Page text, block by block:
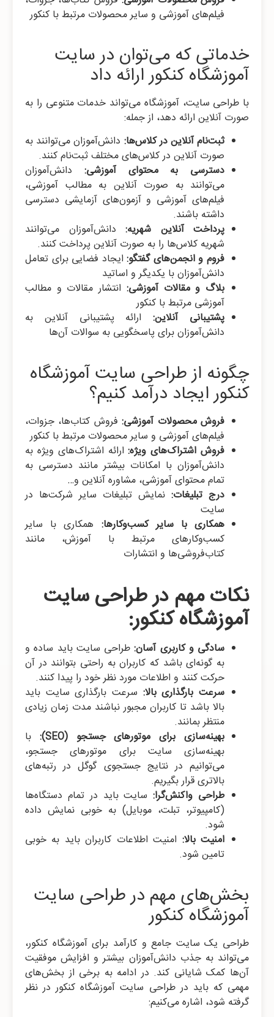
فیلم‌های آموزشی و سایر محصولات مرتبط با کنکور
خدماتی که می‌توان در سایت
آموزشگاه کنکور ارائه داد
با طراحی سایت، آموزشگاه می‌تواند خدمات متنوعی را به
صورت آنلاین ارائه دهد، از جمله:
ثبت‌نام آنلاین در کلاس‌ها: دانش‌آموزان می‌توانند به
صورت آنلاین در کلاس‌های مختلف ثبت‌نام کنند.
دسترسی به محتوای آموزشی: دانش‌آموزان
می‌توانند به صورت آنلاین به مطالب آموزشی،
فیلم‌های آموزشی و آزمون‌های آزمایشی دسترسی
داشته باشند.
پرداخت آنلاین شهریه: دانش‌آموزان می‌توانند
شهریه کلاس‌ها را به صورت آنلاین پرداخت کنند.
فروم و انجمن‌های گفتگو:ایجاد فضایی برای تعامل
دانش‌آموزان با یکدیگر و اساتید
بلاگ و مقالات آموزشی: انتشار مقالات و مطالب
آموزشی مرتبط با کنکور
پشتیبانی آنلاین:ارائه پشتیبانی آنلاین به
دانش‌آموزان برای پاسخگویی به سوالات آن‌ها
چگونه از طراحی سایت آموزشگاه
کنکور ایجاد درآمد کنیم؟
فروش محصولات آموزشی:فروش کتاب‌ها، جزوات،
فیلم‌های آموزشی و سایر محصولات مرتبط با کنکور
فروش اشتراک‌های ویژه:ارائه اشتراک‌های ویژه به
دانش‌آموزان با امکانات بیشتر مانند دسترسی به
تمام محتوای آموزشی، مشاوره آنلاین و…
درج تبلیغات: نمایش تبلیغات سایر شرکت‌ها در
سایت
همکاری با سایر کسب‌وکارها: همکاری با سایر
کسب‌وکارهای مرتبط با آموزش، مانند
کتاب‌فروشی‌ها و انتشارات
نکات مهم در طراحی سایت
آموزشگاه کنکور:
سادگی و کاربری آسان:طراحی سایت باید ساده و
به گونه‌ای باشد که کاربران به راحتی بتوانند در آن
حرکت کنند و اطلاعات مورد نظر خود را پیدا کنند.
سرعت بارگذاری بالا: سرعت بارگذاری سایت باید
بالا باشد تا کاربران مجبور نباشند مدت زمان زیادی
منتظر بمانند.
بهینه‌سازی برای موتورهای جستجو (SEO):
با
بهینه‌سازی سایت برای موتورهای جستجو،
می‌توانیم در نتایج جستجوی گوگل در رتبه‌های
بالاتری قرار بگیریم.
طراحی واکنش‌گرا:سایت باید در تمام دستگاه‌ها
(کامپیوتر، تبلت، موبایل) به خوبی نمایش داده
شود.
امنیت بالا: امنیت اطلاعات کاربران باید به خوبی
تامین شود.
بخش‌های مهم در طراحی سایت
آموزشگاه کنکور
طراحی یک سایت جامع و کارآمد برای آموزشگاه کنکور،
می‌تواند به جذب دانش‌آموزان بیشتر و افزایش موفقیت
آن‌ها کمک شایانی کند. در ادامه به برخی از بخش‌های
مهمی که باید در طراحی سایت آموزشگاه کنکور در نظر
گرفته شود، اشاره می‌کنیم: